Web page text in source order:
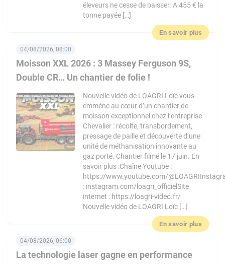
éleveurs ne cesse de baisser. A 455 € la
tonne payée […]
En savoir plus
Moisson XXL 2026 : 3 Massey Ferguson 9S,
Double CR… Un chantier de folie !
04/08/2026, 08:00
Nouvelle vidéo de LOAGRI Loïc vous
emmène au cœur d’un chantier de
moisson exceptionnel chez l’entreprise
Chevalier : récolte, transbordement,
pressage de paille et découverte d’une
unité de méthanisation innovante au
gaz porté. Chantier filmé le 17 juin. En
savoir plus :Chaîne Youtube :
https://www.youtube.com/
: instagram.com/loagri_officielSite
internet : https://loagri-video.fr/
Nouvelle vidéo de LOAGRI Loïc […]
En savoir plus
La technologie laser gagne en performance
04/08/2026, 06:00